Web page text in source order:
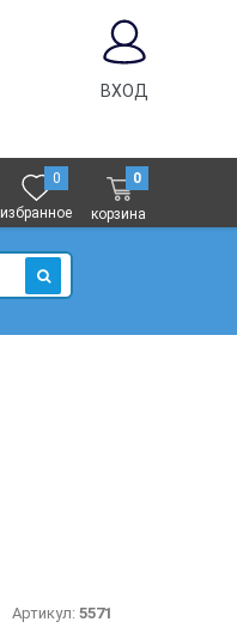
ВХОД
0
избранное
0
корзина
ИСКАТЬ
Артикул:5571